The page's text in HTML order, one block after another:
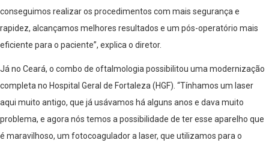
conseguimos realizar os procedimentos com mais segurança e
rapidez, alcançamos melhores resultados e um pós-operatório mais
eficiente para o paciente”, explica o diretor.
Já no Ceará, o combo de oftalmologia possibilitou uma modernização
completa no Hospital Geral de Fortaleza (HGF). “Tínhamos um laser
aqui muito antigo, que já usávamos há alguns anos e dava muito
problema, e agora nós temos a possibilidade de ter esse aparelho que
é maravilhoso, um fotocoagulador a laser, que utilizamos para o